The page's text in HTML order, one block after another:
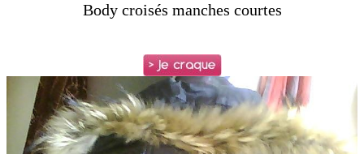
Body croisés manches courtes